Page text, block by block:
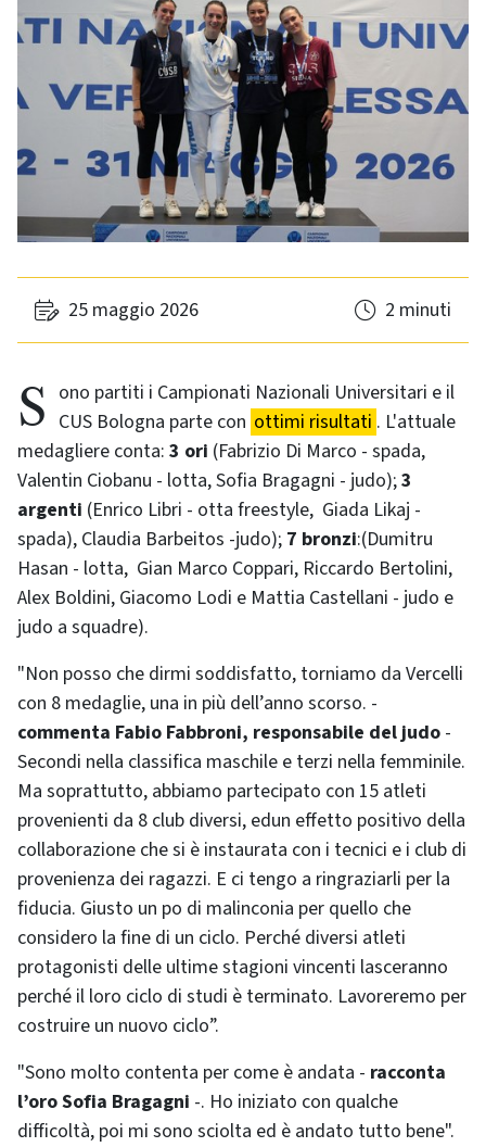
25 maggio 2026 2 minuti
Sono partiti i Campionati Nazionali Universitari e il CUS Bologna parte con ottimi risultati . L'attuale
medagliere conta: 3 ori (Fabrizio Di Marco - spada,
Valentin Ciobanu - lotta, Sofia Bragagni - judo);3
argenti (Enrico Libri - otta freestyle, Giada Likaj -
spada), Claudia Barbeitos -judo); 7 bronzi:(Dumitru
Hasan - lotta, Gian Marco Coppari, Riccardo Bertolini,
Alex Boldini, Giacomo Lodi e Mattia Castellani - judo e
judo a squadre).
"Non posso che dirmi soddisfatto, torniamo da Vercelli
con 8 medaglie, una in più dell’anno scorso. -
commenta Fabio Fabbroni, responsabile del judo -
Secondi nella classifica maschile e terzi nella femminile.
Ma soprattutto, abbiamo partecipato con 15 atleti
provenienti da 8 club diversi, edun effetto positivo della
collaborazione che si è instaurata con i tecnici e i club di
provenienza dei ragazzi. E ci tengo a ringraziarli per la
fiducia. Giusto un po di malinconia per quello che
considero la fine di un ciclo. Perché diversi atleti
protagonisti delle ultime stagioni vincenti lasceranno
perché il loro ciclo di studi è terminato. Lavoreremo per
costruire un nuovo ciclo”.
"Sono molto contenta per come è andata - racconta
l’oro Sofia Bragagni -. Ho iniziato con qualche
difficoltà, poi mi sono sciolta ed è andato tutto bene".